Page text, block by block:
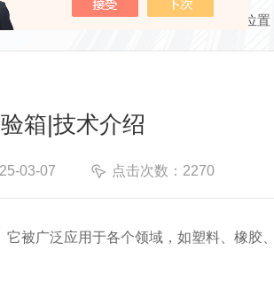
当前位置
箱|技术介绍
03-07 点击次数：2270
广泛应用于各个领域，如塑料、橡胶